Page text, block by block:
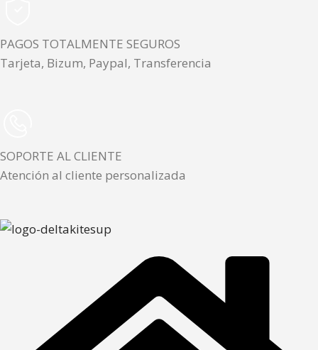
PAGOS TOTALMENTE SEGUROS
Tarjeta, Bizum, Paypal, Transferencia
SOPORTE AL CLIENTE
Atención al cliente personalizada